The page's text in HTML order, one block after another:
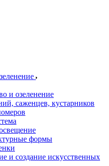
и озеленение
саженцев, кустарников
формы
и создание искусственных